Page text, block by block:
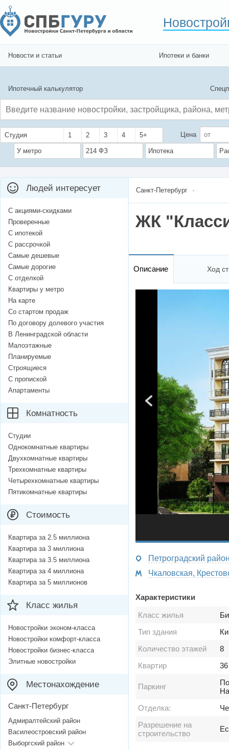
Новости и статьи Ипотеки и банки
Ипотечный калькулятор
Студия 1 2 3 4 5+ Цена
У метро 214 ФЗ Ипотека
Санкт-Петербург
ЖК
Описание Ход
Петроградский
Характеристики
Класс жилья
Тип здания
Количество этажей
8
Квартир
36
Паркинг
Отделка:
Разрешение на
строительство
Людей интересует
С акциями-скидками
Проверенные
С ипотекой
С рассрочкой
Самые дешевые
Самые дорогие
С отделкой
Квартиры у метро
На карте
Со стартом продаж
По договору долевого участия
В Ленинградской области
Малоэтажные
Планируемые
Строящиеся
С пропиской
Апартаменты
Комнатность
Студии
Однокомнатные квартиры
Двухкомнатные квартиры
Трехкомнатные квартиры
Четырехкомнатные квартиры
Пятикомнатные квартиры
Стоимость
Квартира за 2.5 миллиона
Квартира за 3 миллиона
Квартира за 3.5 миллиона
Квартира за 4 миллиона
Квартира за 5 миллионов
Класс жилья
Новостройки эконом-класса
Новостройки комфорт-класса
Новостройки бизнес-класса
Элитные новостройки
Местонахождение
Санкт-Петербург
Адмиралтейский район
Василеостровский район
Выборгский район